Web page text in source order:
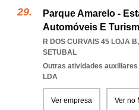
Parque Amarelo -
Automóveis E
R DOS CURVAIS 45 LOJA
SETUBAL
Outras atividades
LDA
Ver empresa Ver no